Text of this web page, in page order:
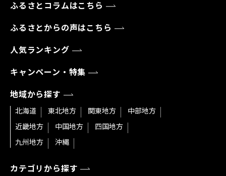
ふるさとコラムはこちら
ふるさとからの声はこちら
人気ランキング
キャンペーン・特集
地域から探す
北海道 東北地方 関東地方
中部地方
近畿地方
中国地方
四国地方
九州地方
沖縄
カテゴリから探す